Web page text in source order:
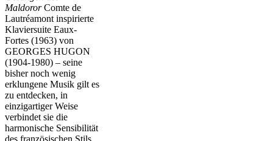
MaldororComte de
Lautréamont inspirierte
Klaviersuite Eaux-
Fortes (1963) von
GEORGES HUGON
(1904-1980) – seine
bisher noch wenig
erklungene Musik gilt es
zu entdecken, in
einzigartiger Weise
verbindet sie die
harmonische Sensibilität
des französischen Stils